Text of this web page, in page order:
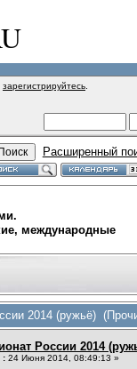
зарегистрируйтесь
Расширенный
международные
2014 (ружьё)
России 2014
: 24 Июня 2014, 08:49:13 »